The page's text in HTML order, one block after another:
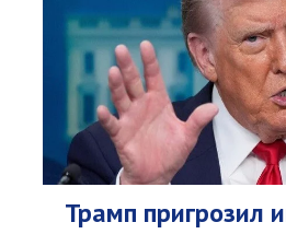
Трамп пригрозил